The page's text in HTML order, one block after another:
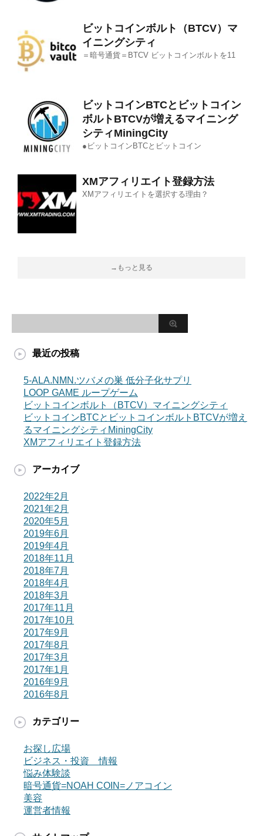
ビットコインボルト（BTCV）マ
イニングシティ
＝暗号通貨＝BTCV ビットコインボルトを11
ビットコインBTCとビットコイン
ボルトBTCVが増えるマイニング
シティMiningCity
●ビットコインBTCとビットコイン
XMアフィリエイト登録方法
XMアフィリエイトを選択する理由？
→もっと見る
最近の投稿
5-ALA.NMN.ツバメの巣 低分子化サプリ
LOOP GAME ループゲーム
ビットコインボルト（BTCV）マイニングシティ
ビットコインBTCとビットコインボルトBTCVが増え
るマイニングシティMiningCity
XMアフィリエイト登録方法
アーカイブ
2022年2月
2021年2月
2020年5月
2019年6月
2019年4月
2018年11月
2018年7月
2018年4月
2018年3月
2017年11月
2017年10月
2017年9月
2017年8月
2017年3月
2017年1月
2016年9月
2016年8月
カテゴリー
お探し広場
ビジネス・投資 情報
悩み体験談
暗号通貨=NOAH COIN=ノアコイン
美容
運営者情報